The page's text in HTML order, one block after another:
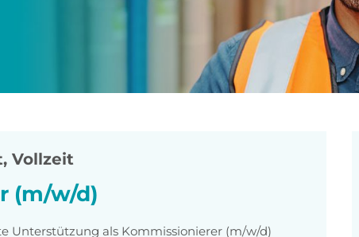
Vollzeit
(m/w/d)
Unterstützung als Kommissionierer (m/w/d)